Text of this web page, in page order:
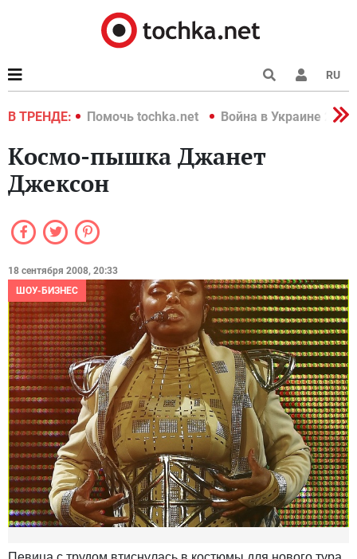
RU
В ТРЕНДЕ:
2022 Помочь tochka.net Война в Украине 2022
Космо-пышка Джанет
Джексон
18 сентября 2008, 20:33
ШОУ-БИЗНЕС